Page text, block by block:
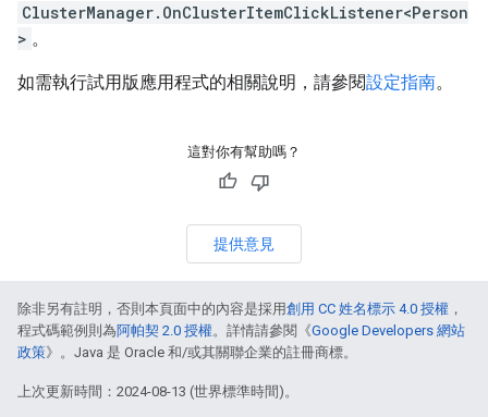
ClusterManager.OnClusterItemClickListener<Person
> 。
如需執行試用版應用程式的相關說明，請參閱設定指南。
這對你有幫助嗎？
提供意見
除非另有註明，否則本頁面中的內容是採用創用 CC 姓名標示 4.0 授權 ，
程式碼範例則為阿帕契 2.0 授權。詳情請參閱《Google Developers 網站
政策》。Java 是 Oracle 和/或其關聯企業的註冊商標。
上次更新時間：2024-08-13 (世界標準時間)。